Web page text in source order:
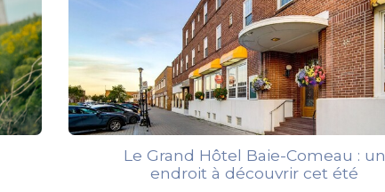
Le Grand Hôtel Baie-Comeau : un
endroit à découvrir cet été